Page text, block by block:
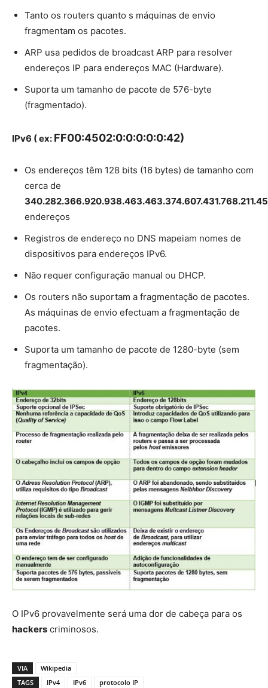
Tanto os routers quanto s máquinas de envio
fragmentam os pacotes.
ARP usa pedidos de broadcast ARP para resolver
endereços IP para endereços MAC (Hardware).
Suporta um tamanho de pacote de 576-byte
(fragmentado).
IPv6 ( ex: FF00:4502:0:0:0:0:0:42)
Os endereços têm 128 bits (16 bytes) de tamanho com
cerca de
endereços
Registros de endereço no DNS mapeiam nomes de
dispositivos para endereços IPv6.
Não requer configuração manual ou DHCP.
Os routers não suportam a fragmentação de pacotes.
As máquinas de envio efectuam a fragmentação de
pacotes.
Suporta um tamanho de pacote de 1280-byte (sem
fragmentação).
O IPv6 provavelmente será uma dor de cabeça para os
hackers criminosos.
VIA
Wikipedia
TAGS
IPv4 IPv6 protocolo IP